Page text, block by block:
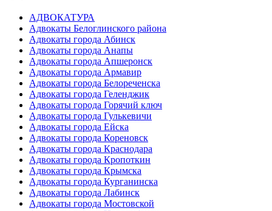
АДВОКАТУРА
Адвокаты Белоглинского района
Адвокаты города Абинск
Адвокаты города Анапы
Адвокаты города Апшеронск
Адвокаты города Армавир
Адвокаты города Белореченска
Адвокаты города Геленджик
Адвокаты города Горячий ключ
Адвокаты города Гулькевичи
Адвокаты города Ейска
Адвокаты города Кореновск
Адвокаты города Краснодара
Адвокаты города Кропоткин
Адвокаты города Крымска
Адвокаты города Курганинска
Адвокаты города Лабинск
Адвокаты города Мостовской